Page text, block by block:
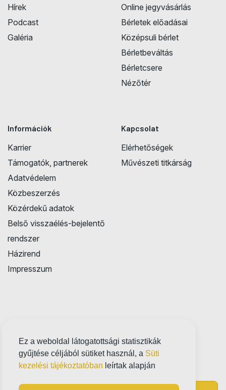
Ez a weboldal látogatottsági statisztikák
gyűjtése céljából sütiket használ, a Süti
kezelési tájékoztatóban leírtak alapján
Hírek
Podcast
Galéria
Online jegyvásárlás
Bérletek előadásai
Középsuli bérlet
Bérletbeváltás
Bérletcsere
Nézőtér
Információk
Karrier
Támogatók, partnerek
Adatvédelem
Közbeszerzés
Közérdekű adatok
Belső visszaélés-bejelentő
rendszer
Házirend
Impresszum
Kapcsolat
Elérhetőségek
Művészeti titkárság
Próbatábla